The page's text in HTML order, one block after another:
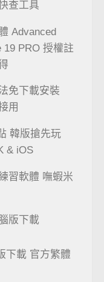
查工具
Advanced
19 PRO 授權註
免下載安裝
用
韓版搶先玩
& iOS
習軟體 嘸蝦米
版下載
下載 官方繁體